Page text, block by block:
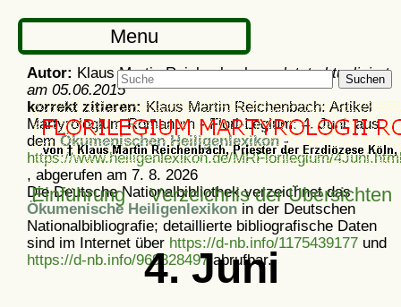
Menu
Suchen
Einführung Verzeichnis der Übersichten
4. Juni
Autor: Klaus Martin Reichenbach -zuletzt aktualisiert
am 05.06.2015
korrekt zitieren:Klaus Martin Reichenbach: Artikel
Martyrologium Romanum - Flori-Legium: 4. Juni, aus
demÖkumenischen Heiligenlexikon-
https://www.heiligenlexikon.de/MRFlorilegium/
, abgerufen am 7. 8. 2026
Die Deutsche Nationalbibliothek verzeichnet das
Ökumenische Heiligenlexikon in der Deutschen
Nationalbibliografie; detaillierte bibliografische Daten
sind im Internet über https://d-nb.info/1175439177 und
https://d-nb.info/969828497 abrufbar.